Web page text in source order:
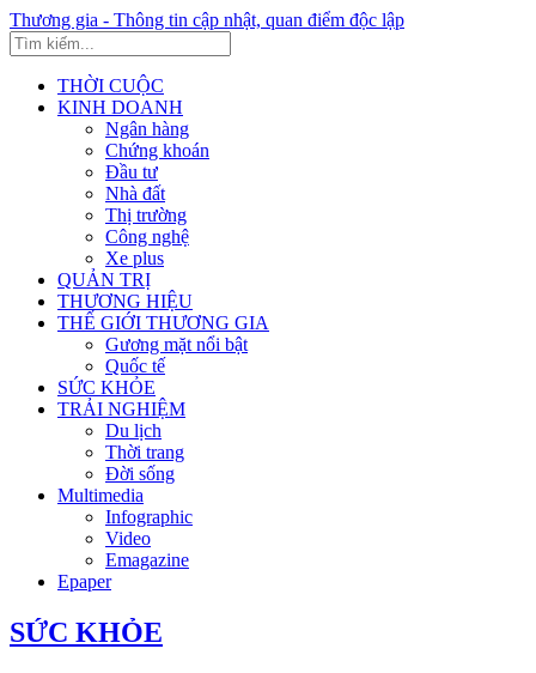
Thương gia - Thông tin cập nhật, quan điểm độc lập
THỜI CUỘC
KINH DOANH
Ngân hàng
Chứng khoán
Đầu tư
Nhà đất
Thị trường
Công nghệ
Xe plus
QUẢN TRỊ
THƯƠNG HIỆU
THẾ GIỚI THƯƠNG GIA
Gương mặt nổi bật
Quốc tế
SỨC KHỎE
TRẢI NGHIỆM
Du lịch
Thời trang
Đời sống
Multimedia
Infographic
Video
Emagazine
Epaper
SỨC KHỎE